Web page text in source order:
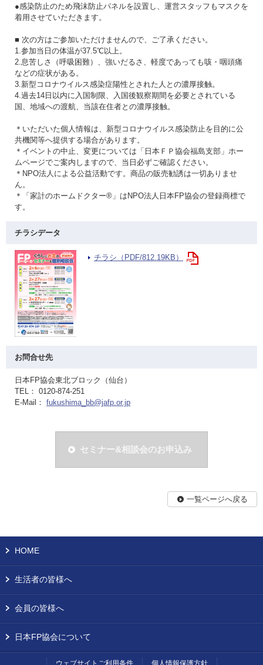
●感染防止のため飛沫防止パネルを設置し、運営スタッフもマスクを
着用させていただきます。
■ 次の方はご参加いただけませんので、ご了承ください。
1.参加当日の体温が37.5℃以上。
2.息苦しさ（呼吸困難）、強いだるさ、軽度であっても咳・咽頭痛
などの症状がある。
3.新型コロナウイルス感染症陽性とされた人との濃厚接触。
4.過去14日以内に入国制限、入国後観察期間を必要とされている
国、地域への渡航、当該在住者との濃厚接触。
＊いただいた個人情報は、新型コロナウイルス感染防止を目的に公
共機関等へ提供する場合があります。
＊イベントの中止、変更については「日本ＦＰ協会福島支部」ホー
ムページでご案内しますので、当日必ずご確認ください。
＊NPO法人による公益活動です。商品の販売勧誘は一切ありませ
ん。
＊「家計のホームドクター®」はNPO法人日本FP協会の登録商標で
す。
チラシデータ
チラシ（PDF/812.19KB）
お問合せ先
日本FP協会東北ブロック（仙台）
TEL： 0120-874-251
E-Mail： fukushima_bb@jafp.or.jp
セミナー&相談会のお申込み
一覧ページへ戻る
HOME
生活者の皆様へ
会員の皆様へ
日本FP協会について